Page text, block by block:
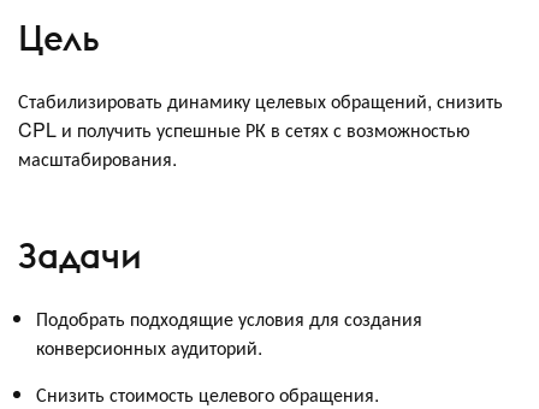
Цель
Стабилизировать динамику целевых обращений, снизить
CPL и получить успешные РК в сетях с возможностью
масштабирования.
Задачи
Подобрать подходящие условия для создания
конверсионных аудиторий.
Снизить стоимость целевого обращения.